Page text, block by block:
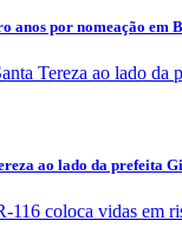
anos por nomeação em
ao lado da prefeita